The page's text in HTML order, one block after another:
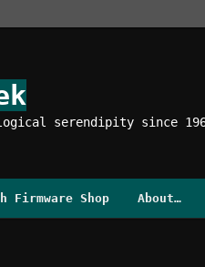
serendipity since
Firmware Shop About…